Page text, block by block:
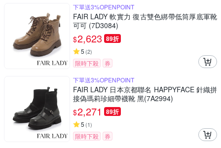
下單送3%OPENPOINT
FAIR LADY 軟實力 復古雙色綁帶低筒厚底軍靴
可可 (7D3084)
$2,623 89折
5 (2)
限時下殺
券
下單送3%OPENPOINT
FAIR LADY 日本京都聯名 HAPPYFACE 針織拼
接偽瑪莉珍細帶襪靴 黑(7A2994)
$2,271 89折
5 (1)
限時下殺 券